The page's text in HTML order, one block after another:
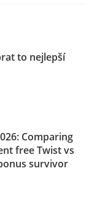
to nejlepší
Comparing
free Twist vs
survivor